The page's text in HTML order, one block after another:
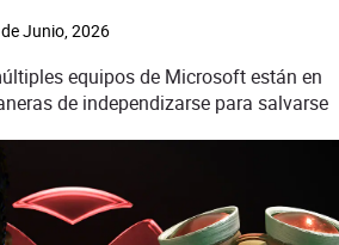
Junio, 2026
equipos de Microsoft están en
de independizarse para salvarse